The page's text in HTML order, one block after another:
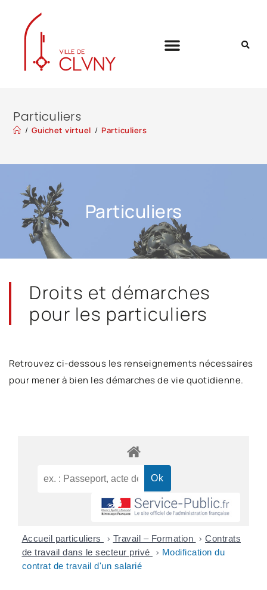
Particuliers
/ Guichet virtuel / Particuliers
Particuliers
Droits et démarches
pour les particuliers
Retrouvez ci-dessous les renseignements nécessaires
pour mener à bien les démarches de vie quotidienne.
Accueil particuliers > Travail – Formation > Contrats
de travail dans le secteur privé
> Modification du
contrat de travail d'un salarié